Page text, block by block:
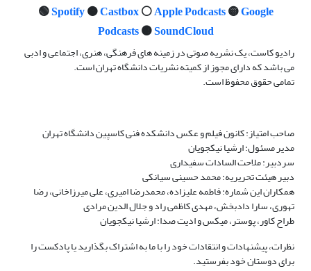
🟢Spotify🟠Castbox⚪️Apple Podcasts🟡Google
Podcasts🟤SoundCloud
رادیو کاست، یک نشریه صوتی در زمینه های فرهنگی، هنری، اجتماعی و ادبی
می باشد که دارای مجوز از کمیته نشریات دانشگاه تهران است.
تمامی حقوق محفوظ است.
صاحب امتیاز: کانون فیلم و عکس دانشکده فنی کاسپین دانشگاه تهران
مدیر مسئول: ارشیا نیکجویان
سردبیر: ملاحت السادات سفیداری
دبیر هیئت تحریریه: محمد حسینی سیانکی
همکاران این شماره: فاطمه علیزاده، محمدرضا امیری، علی میرزاخانی، رضا
تهوری، سارا دادبخش، مهدی کاظمی راد و جلال الدین مرادی
طراح کاور، پوستر، میکس و ادیت صدا: ارشیا نیکجویان
نظرات، پیشنهادات و انتقادات خود را با ما به اشتراک بگذارید یا پادکست را
برای دوستان خود بفرستید.